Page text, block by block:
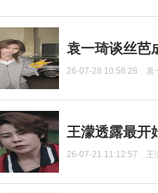
袁一琦谈丝芭
26-07-28 10:58:28 袁
王濛透露最开
26-07-21 11:12:57 王